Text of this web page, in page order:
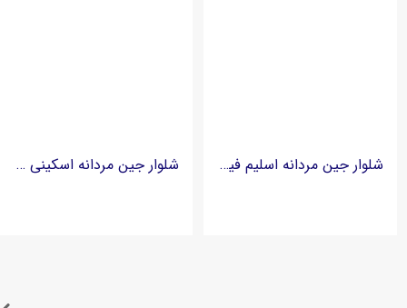
شلوار جین مردانه اسکینی فیت برند جک اند جونز Jack and Jones شلوار جین مردانه اسلیم فیت برند زارا ZARA